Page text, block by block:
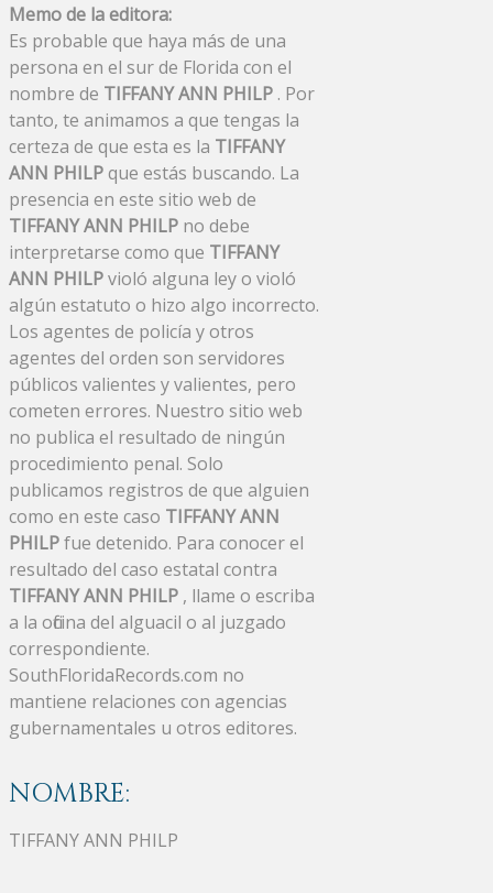
Memo de la editora:
Es probable que haya más de una
persona en el sur de Florida con el
nombre de TIFFANY ANN PHILP . Por
tanto, te animamos a que tengas la
certeza de que esta es la TIFFANY
ANN PHILPque estás buscando. La
presencia en este sitio web de
TIFFANY ANN PHILP no debe
interpretarse como que TIFFANY
ANN PHILPvioló alguna ley o violó
algún estatuto o hizo algo incorrecto.
Los agentes de policía y otros
agentes del orden son servidores
públicos valientes y valientes, pero
cometen errores. Nuestro sitio web
no publica el resultado de ningún
procedimiento penal. Solo
publicamos registros de que alguien
como en este caso TIFFANY ANN
PHILPfue detenido. Para conocer el
resultado del caso estatal contra
TIFFANY ANN PHILP , llame o escriba
a la oficina del alguacil o al juzgado
correspondiente.
SouthFloridaRecords.com no
mantiene relaciones con agencias
gubernamentales u otros editores.
NOMBRE:
TIFFANY ANN PHILP